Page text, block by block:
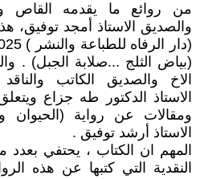
من روائع ما يقدمه القاص
والصديق الاستاذ أمجد توفيق،
(بياض الثلج ...صلابة الجبل) .
الاخ والصديق الكاتب
الاستاذ الدكتور طه جزاع
ومقالات عن رواية (الحيوان
الاستاذ أرشد توفيق .
المهم ان الكتاب ، يحتفي بعدد
النقدية التي كتبها عن هذه